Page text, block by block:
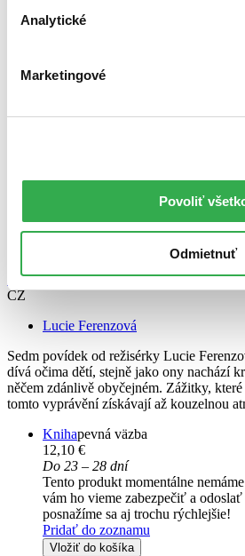
Analytické
Marketingové
Povoliť
Odmietnuť
Neskutečná skutečnost
CZ
Lucie Ferenzová
Sedm povídek od režisérky Lucie
dívá očima dětí, stejně jako ony nachází
něčem zdánlivě obyčejném. Zážitky,
tomto vyprávění získávají až kouzelnou
Knihapevná väzba
12,10 €
Do 23 – 28 dní
Tento produkt momentálne
vám ho vieme zabezpečiť a
posnažíme sa aj trochu rýchlejšie!
Pridať do zoznamu
Vložiť do košíka